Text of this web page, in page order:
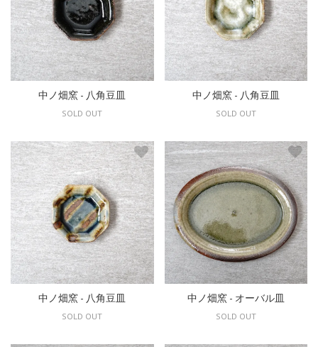
中ノ畑窯 - 八角豆皿
SOLD OUT
中ノ畑窯 - 八角豆皿
SOLD OUT
中ノ畑窯 - 八角豆皿
SOLD OUT
中ノ畑窯 - オーバル皿
SOLD OUT